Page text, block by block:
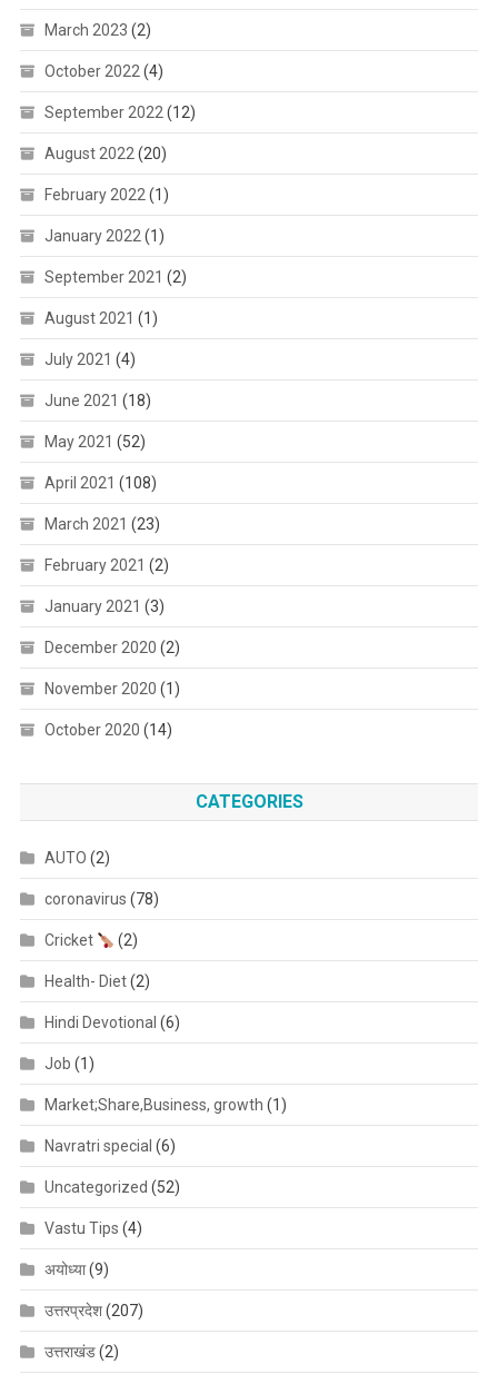
March 2023 (2)
October 2022 (4)
September 2022 (12)
August 2022 (20)
February 2022 (1)
January 2022 (1)
September 2021 (2)
August 2021 (1)
July 2021 (4)
June 2021 (18)
May 2021 (52)
April 2021 (108)
March 2021 (23)
February 2021 (2)
January 2021 (3)
December 2020 (2)
November 2020 (1)
October 2020 (14)
CATEGORIES
AUTO (2)
coronavirus (78)
Cricket (2)
Health- Diet(2)
Hindi Devotional (6)
Job (1)
Market;Share,Business, growth (1)
Navratri special (6)
Uncategorized (52)
Vastu Tips (4)
अयोध्या(9)
उत्तरप्रदेश(207)
उत्तराखंड(2)